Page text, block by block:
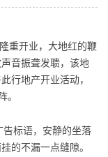
重开业，大地红的鞭
音振聋发聩，该地
行地产开业活动，
。
告标语，安静的坐落
的不漏一点缝隙。